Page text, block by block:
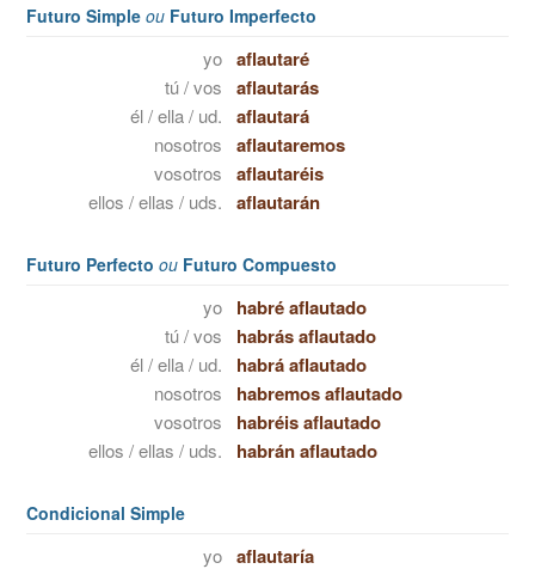
Futuro Simple ou Futuro Imperfecto
yo aflautaré
tú / vos aflautarás
él / ella / ud. aflautará
nosotros aflautaremos
vosotros aflautaréis
ellos / ellas / uds. aflautarán
Futuro Perfecto ou Futuro Compuesto
yo habré aflautado
tú / vos habrás aflautado
él / ella / ud. habrá aflautado
nosotros habremos aflautado
vosotros habréis aflautado
ellos / ellas / uds. habrán aflautado
Condicional Simple
yo aflautaría